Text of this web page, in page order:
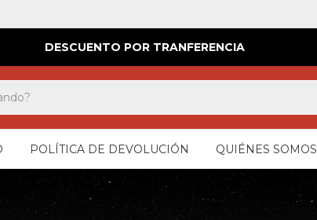
DESCUENTO POR TRANFERENCIA
POLÍTICA DE DEVOLUCIÓN QUIÉNES SOMOS